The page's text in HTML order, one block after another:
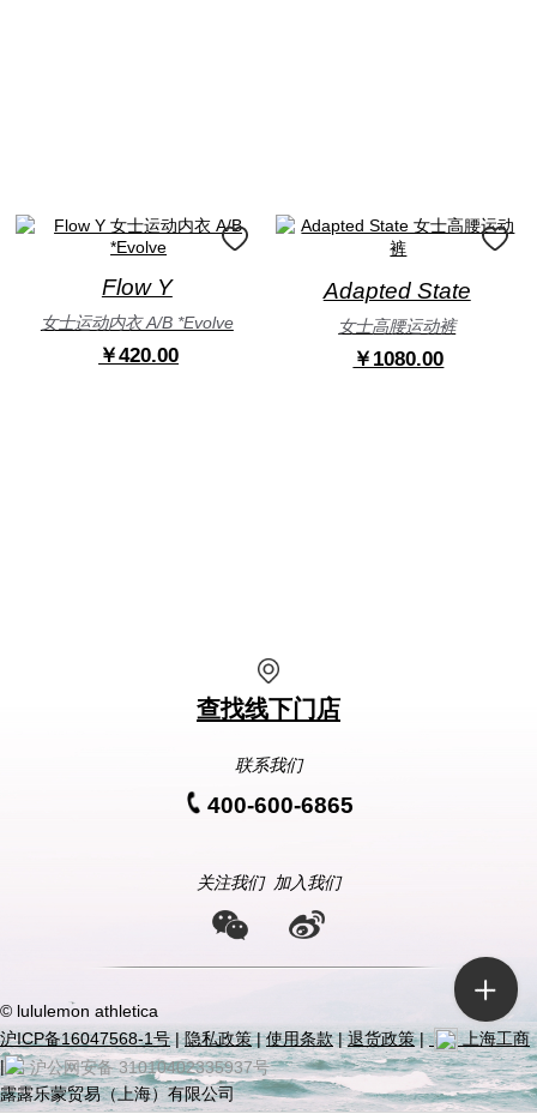
Flow Y
女士运动内衣 A/B *Evolve
￥420.00
Adapted State
女士高腰运动裤
￥1080.00
查找线下门店
联系我们
400-600-6865
关注我们 加入我们
© lululemon athletica
沪ICP备16047568-1号|隐私政策|使用条款|退货政策|
上海工商
|
沪公网安备 31010402335937号
露露乐蒙贸易（上海）有限公司